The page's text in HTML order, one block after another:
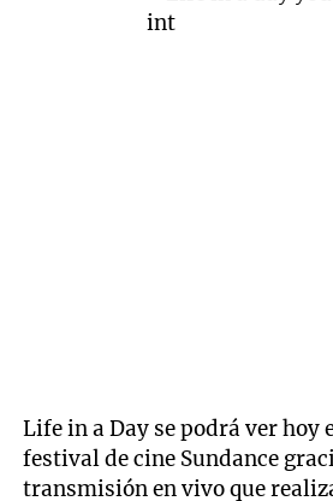
Life in a Day se podrá ver hoy
festival de cine Sundance
transmisión en vivo que